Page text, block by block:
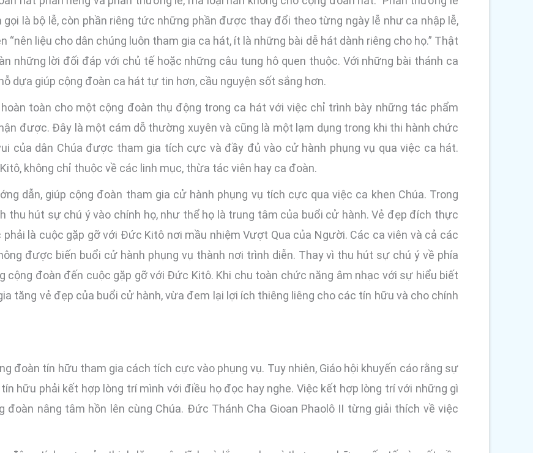
gọi là bộ lễ, còn phần riêng tức những phần được thay đổi theo từng ngày lễ như ca nhập lễ,
liệu cho dân chúng luôn tham gia ca hát, ít là những bài dễ hát dành riêng cho họ.” Thật
những lời đối đáp với chủ tế hoặc những câu tung hô quen thuộc. Với những bài thánh ca
dựa giúp cộng đoàn ca hát tự tin hơn, cầu nguyện sốt sắng hơn.
toàn cho một cộng đoàn thụ động trong ca hát với việc chỉ trình bày những tác phẩm
được. Đây là một cám dỗ thường xuyên và cũng là một lạm dụng trong khi thi hành chức
của dân Chúa được tham gia tích cực và đầy đủ vào cử hành phụng vụ qua việc ca hát.
không chỉ thuộc về các linh mục, thừa tác viên hay ca đoàn.
dẫn, giúp cộng đoàn tham gia cử hành phụng vụ tích cực qua việc ca khen Chúa. Trong
thu hút sự chú ý vào chính họ, như thể họ là trung tâm của buổi cử hành. Vẻ đẹp đích thực
là cuộc gặp gỡ với Đức Kitô nơi mầu nhiệm Vượt Qua của Người. Các ca viên và cả các
được biến buổi cử hành phụng vụ thành nơi trình diễn. Thay vì thu hút sự chú ý về phía
cộng đoàn đến cuộc gặp gỡ với Đức Kitô. Khi chu toàn chức năng âm nhạc với sự hiểu biết
tăng vẻ đẹp của buổi cử hành, vừa đem lại lợi ích thiêng liêng cho các tín hữu và cho chính
đoàn tín hữu tham gia cách tích cực vào phụng vụ. Tuy nhiên, Giáo hội khuyến cáo rằng sự
hữu phải kết hợp lòng trí mình với điều họ đọc hay nghe. Việc kết hợp lòng trí với những gì
nâng tâm hồn lên cùng Chúa. Đức Thánh Cha Gioan Phaolô II từng giải thích về việc